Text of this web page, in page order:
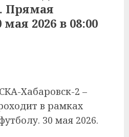
Прямая
2026 в 08:00
Хабаровск-2 –
в рамках
30 мая 2026.